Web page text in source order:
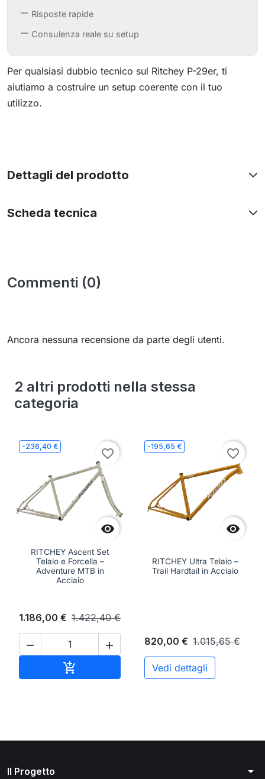
Risposte rapide
Consulenza reale su setup
Per qualsiasi dubbio tecnico sul Ritchey P-29er, ti
aiutiamo a costruire un setup coerente con il tuo
utilizzo.
Dettagli del prodotto
Scheda tecnica
Commenti (0)
Ancora nessuna recensione da parte degli utenti.
2 altri prodotti nella stessa
categoria
-236,40 €

favorite_border
RITCHEY Ascent Set
Telaio e Forcella –
Adventure MTB in
Acciaio
1.186,00 € 1.422,40 €
 
 Aggiungi al carrello
-195,65 €

favorite_border
RITCHEY Ultra Telaio –
Trail Hardtail in Acciaio
820,00 € 1.015,65 €
Vedi dettagli
Il Progetto arrow_drop_down